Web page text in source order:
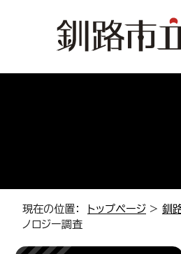
現在の位置： トップページ > 釧
ノロジー調査